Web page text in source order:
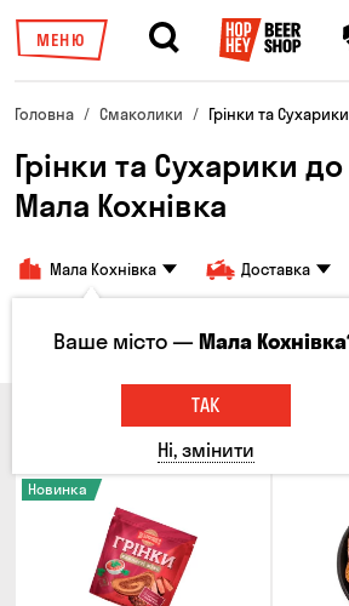
МЕНЮ
Головна Смаколики Грінки та Сухарики
Грінки та Сухарики
Мала Кохнівка
Мала Кохнівка Доставка
Насіння Чипси Грінки та
ГРІНКИ ТА СУХАРИКИ
Новинка
Ваше місто —Мала
ТАК
Ні, змінити